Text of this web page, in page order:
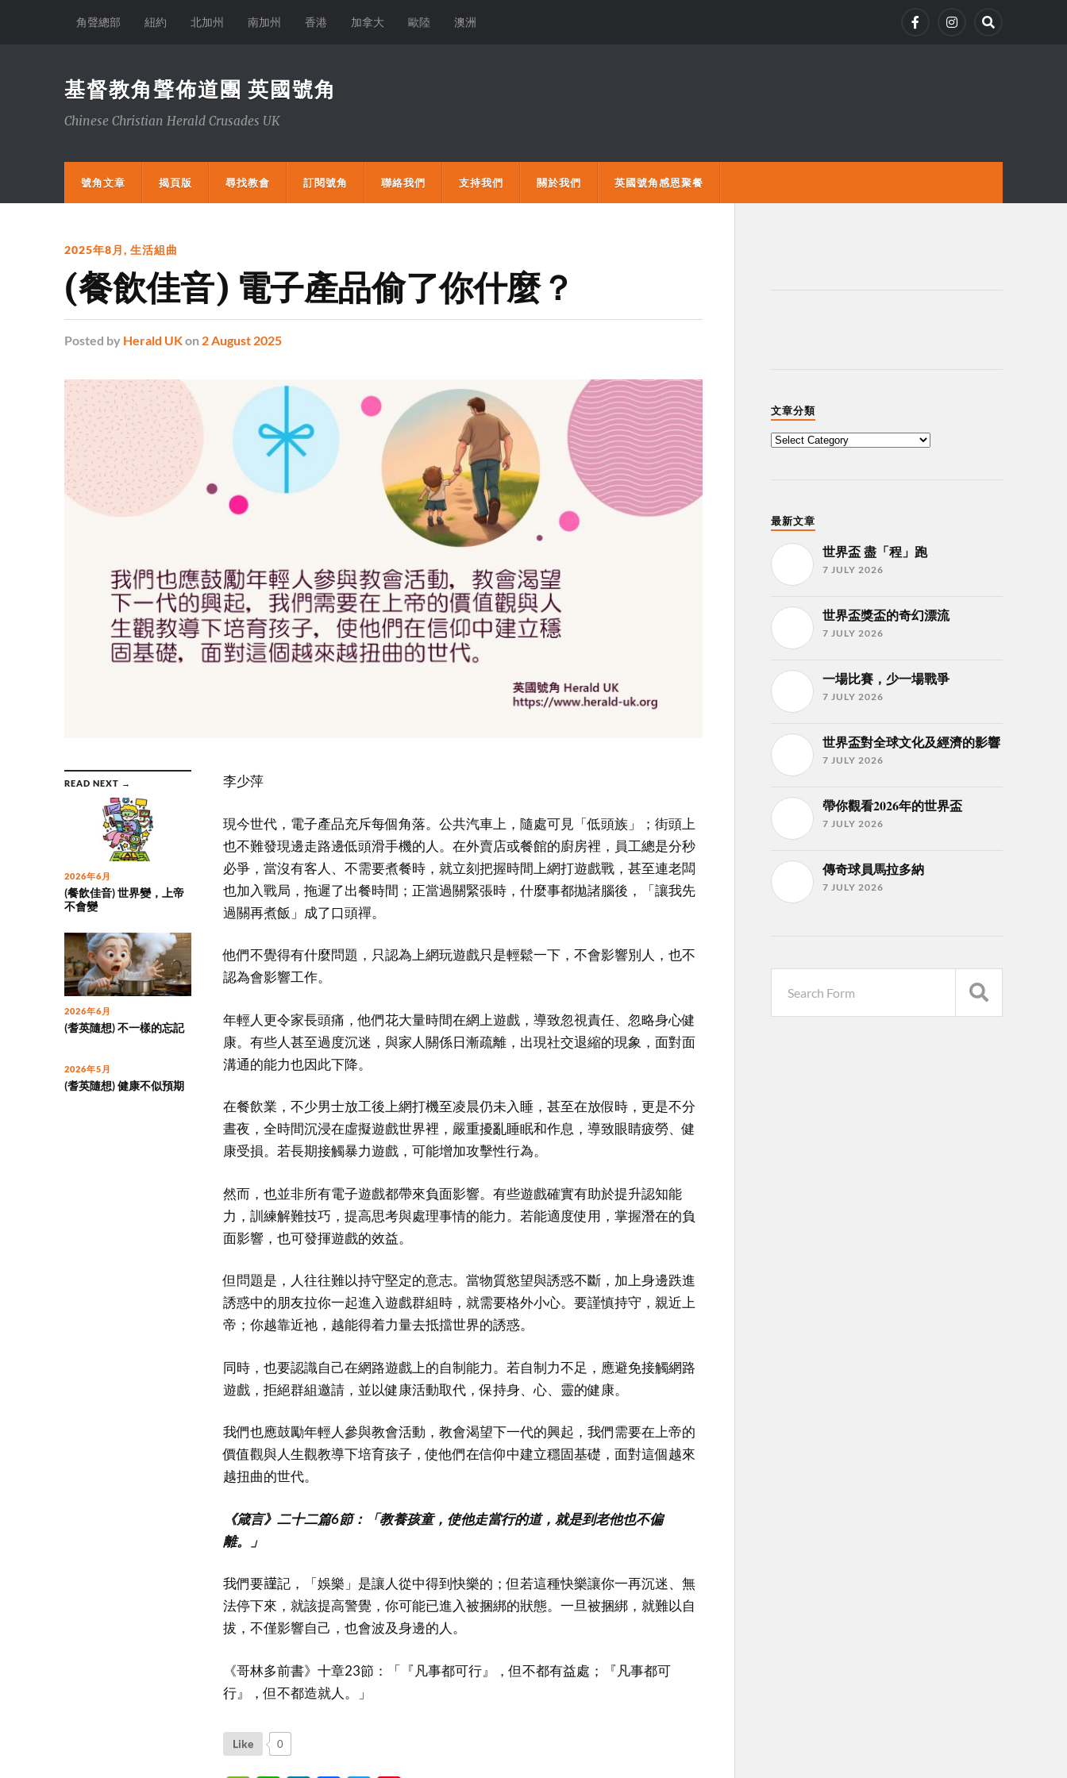
角聲總部 紐約 北加州 南加州 香港 加拿大 歐陸 澳洲
基督教角聲佈道團 英國號角
Chinese Christian Herald Crusades UK
號角文章 揭頁版 尋找教會 訂閱號角 聯絡我們 支持我們 關於我們 英國號角感恩聚餐
2025年8月, 生活組曲
(餐飲佳音) 電子產品偷了你什麼？
Posted by Herald UKon 2 August 2025
READ NEXT →
2026年6月
(餐飲佳音) 世界變，上帝
不會變
2026年6月
(耆英隨想) 不一樣的忘記
2026年5月
(耆英隨想) 健康不似預期
李少萍
現今世代，電子產品充斥每個角落。公共汽車上，隨處可見「低頭族」；街頭上
也不難發現邊走路邊低頭滑手機的人。在外賣店或餐館的廚房裡，員工總是分秒
必爭，當沒有客人、不需要煮餐時，就立刻把握時間上網打遊戲戰，甚至連老闆
也加入戰局，拖遲了出餐時間；正當過關緊張時，什麼事都拋諸腦後，「讓我先
過關再煮飯」成了口頭禪。
他們不覺得有什麼問題，只認為上網玩遊戲只是輕鬆一下，不會影響別人，也不
認為會影響工作。
年輕人更令家長頭痛，他們花大量時間在網上遊戲，導致忽視責任、忽略身心健
康。有些人甚至過度沉迷，與家人關係日漸疏離，出現社交退縮的現象，面對面
溝通的能力也因此下降。
在餐飲業，不少男士放工後上網打機至凌晨仍未入睡，甚至在放假時，更是不分
晝夜，全時間沉浸在虛擬遊戲世界裡，嚴重擾亂睡眠和作息，導致眼睛疲勞、健
康受損。若長期接觸暴力遊戲，可能增加攻擊性行為。
然而，也並非所有電子遊戲都帶來負面影響。有些遊戲確實有助於提升認知能
力，訓練解難技巧，提高思考與處理事情的能力。若能適度使用，掌握潛在的負
面影響，也可發揮遊戲的效益。
但問題是，人往往難以持守堅定的意志。當物質慾望與誘惑不斷，加上身邊跌進
誘惑中的朋友拉你一起進入遊戲群組時，就需要格外小心。要謹慎持守，親近上
帝；你越靠近祂，越能得着力量去抵擋世界的誘惑。
同時，也要認識自己在網路遊戲上的自制能力。若自制力不足，應避免接觸網路
遊戲，拒絕群組邀請，並以健康活動取代，保持身、心、靈的健康。
我們也應鼓勵年輕人參與教會活動，教會渴望下一代的興起，我們需要在上帝的
價值觀與人生觀教導下培育孩子，使他們在信仰中建立穩固基礎，面對這個越來
越扭曲的世代。
《箴言》二十二篇6節：「教養孩童，使他走當行的道，就是到老他也不偏
離。」
我們要𧫴記，「娛樂」是讓人從中得到快樂的；但若這種快樂讓你一再沉迷、無
法停下來，就該提高警覺，你可能已進入被捆綁的狀態。一旦被捆綁，就難以自
拔，不僅影響自己，也會波及身邊的人。
《哥林多前書》十章23節：「『凡事都可行』，但不都有益處；『凡事都可
行』，但不都造就人。」
Like 0
文章分類
最新文章
世界盃 盡「程」跑
7 JULY 2026
世界盃獎盃的奇幻漂流
7 JULY 2026
一場比賽，少一場戰爭
7 JULY 2026
世界盃對全球文化及經濟的影響
7 JULY 2026
帶你觀看2026年的世界盃
7 JULY 2026
傳奇球員馬拉多納
7 JULY 2026